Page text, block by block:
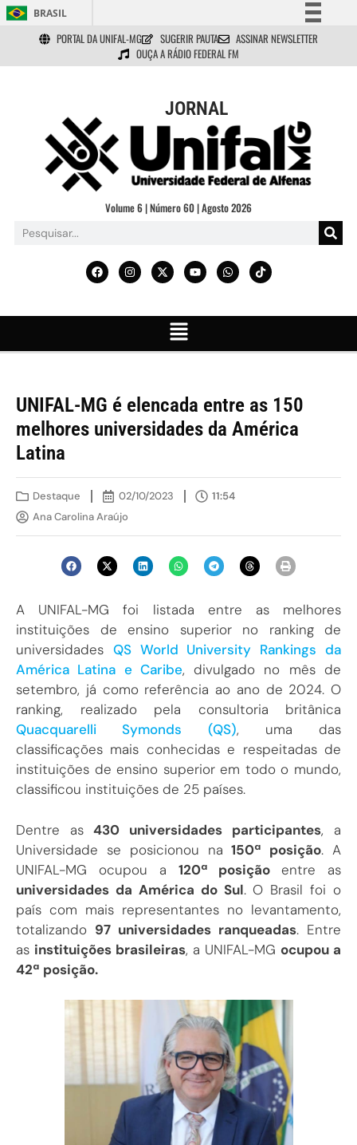
BRASIL
Simplifique!
Comunica BR
Acesso à informação
Legislação
Canais
PORTAL DA UNIFAL-MG SUGERIR PAUTA
ASSINAR NEWSLETTER
OUÇA A RÁDIO FEDERAL FM
JORNAL
Volume 6 | Número 60 | Agosto 2026
UNIFAL-MG é elencada entre as 150
melhores universidades da América
Latina
Destaque 02/10/2023
11:54
Ana Carolina Araújo
A UNIFAL-MG foi listada entre as melhores
instituições de ensino superior no ranking de
universidades QS World University Rankings da
América Latina e Caribe, divulgado no mês de
setembro, já como referência ao ano de 2024. O
ranking, realizado pela consultoria britânica
Quacquarelli Symonds (QS), uma das
classificações mais conhecidas e respeitadas de
instituições de ensino superior em todo o mundo,
classificou instituições de 25 países.
Dentre as 430 universidades participantes, a
Universidade se posicionou na150ª posição. A
UNIFAL-MG ocupou a 120ª posiçãoentre as
universidades da América do Sul. O Brasil foi o
país com mais representantes no levantamento,
totalizando 97 universidades ranqueadas. Entre
as instituições brasileiras, a UNIFAL-MG ocupou a
42ª posição.